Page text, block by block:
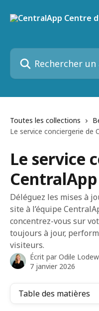
Rechercher un article...
Toutes les collections
Le service conciergerie de
Le service
CentralApp
Déléguez les mises à
site à l’équipe
concentrez-vous sur
toujours à jour,
visiteurs.
Écrit par Odile
7 janvier 2026
Table des matières